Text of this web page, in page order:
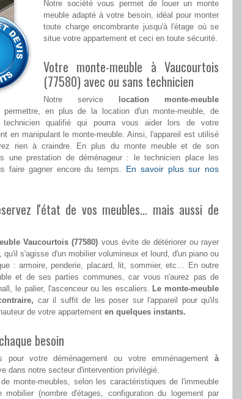
Notre société vous permet de louer un monte
meuble adapté à votre besoin, idéal pour monter
toute charge encombrante jusqu'à l'étage où se
situe votre appartement et ceci en toute sécurité.
Votre monte-meuble à Vaucourtois
(77580) avec ou sans technicien
Notre service
location monte-meuble
en plus de la location d'un monte-meuble, de
technicien qualifié qui pourra vous aider lors de votre
en manipulant le monte-meuble. Ainsi, l'appareil est utilisé
rien à craindre. En plus du monte meuble et de son
une prestation de déménageur : le technicien place les
faire gagner encore du temps. En savoir plus sur nos
l'état de vos meubles... mais aussi de
Vaucourtois (77580) vous évite de détériorer ou rayer
qu'il s'agisse d'un mobilier volumineux et lourd, d'un piano ou
: armoire, penderie, placard, lit, sommier, etc… En outre
et de ses parties communes, car vous n'aurez pas de
le palier, l'ascenceur ou les escaliers. Le monte-meuble
car il suffit de les poser sur l'appareil pour qu'ils
de votre appartement en quelques instants.
besoin
pour votre déménagement ou votre emménagement à
dans notre secteur d'intervention privilégié.
monte-meubles, selon les caractéristiques de l'immeuble
(nombre d'étages, configuration du logement par